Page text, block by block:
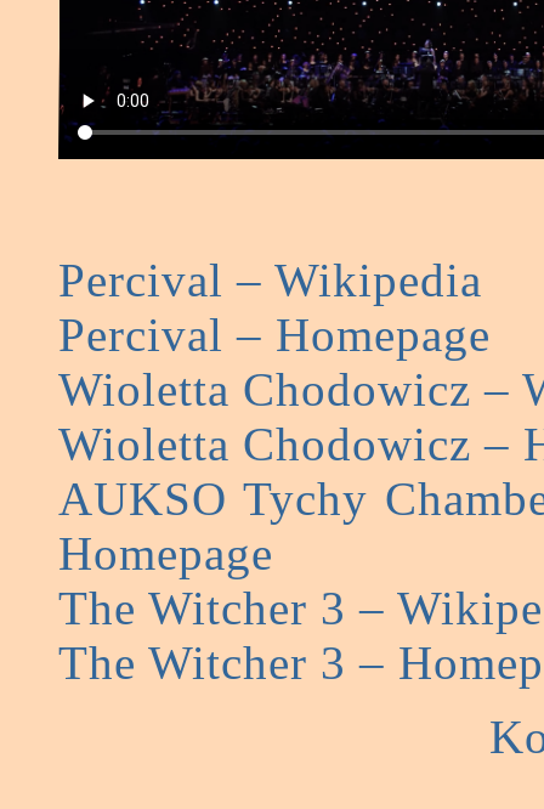
Percival – Wikipedia
Percival – Homepage
Wioletta Chodowicz –
Wioletta Chodowicz –
AUKSO Tychy
Homepage
The Witcher 3 –
The Witcher 3 –